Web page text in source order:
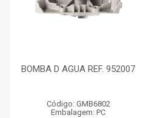
BOMBA D AGUA REF. 952007
Código: GMB6802
Embalagem: PC